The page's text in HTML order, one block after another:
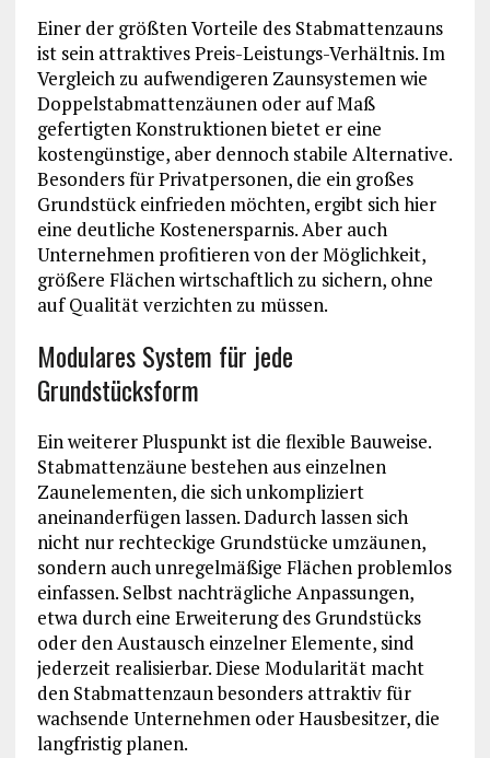
Einer der größten Vorteile des Stabmattenzauns
ist sein attraktives Preis-Leistungs-Verhältnis. Im
Vergleich zu aufwendigeren Zaunsystemen wie
Doppelstabmattenzäunen oder auf Maß
gefertigten Konstruktionen bietet er eine
kostengünstige, aber dennoch stabile Alternative.
Besonders für Privatpersonen, die ein großes
Grundstück einfrieden möchten, ergibt sich hier
eine deutliche Kostenersparnis. Aber auch
Unternehmen profitieren von der Möglichkeit,
größere Flächen wirtschaftlich zu sichern, ohne
auf Qualität verzichten zu müssen.
Modulares System für jede
Grundstücksform
Ein weiterer Pluspunkt ist die flexible Bauweise.
Stabmattenzäune bestehen aus einzelnen
Zaunelementen, die sich unkompliziert
aneinanderfügen lassen. Dadurch lassen sich
nicht nur rechteckige Grundstücke umzäunen,
sondern auch unregelmäßige Flächen problemlos
einfassen. Selbst nachträgliche Anpassungen,
etwa durch eine Erweiterung des Grundstücks
oder den Austausch einzelner Elemente, sind
jederzeit realisierbar. Diese Modularität macht
den Stabmattenzaun besonders attraktiv für
wachsende Unternehmen oder Hausbesitzer, die
langfristig planen.